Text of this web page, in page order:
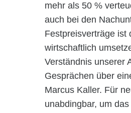
mehr als 50 %
auch bei den
Festpreisverträge ist
wirtschaftlich
Verständnis unserer
Gesprächen über
Marcus Kaller. Für
unabdingbar, um